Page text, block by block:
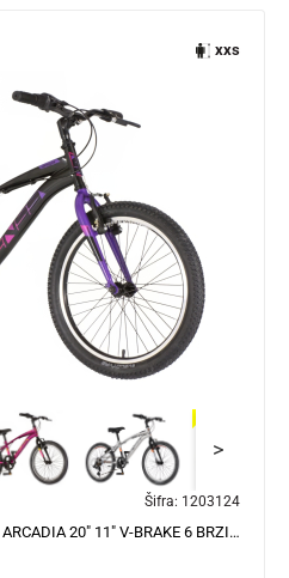
xxs
>
Šifra: 1203124
BICIKL JUNIOR 20 VENSSINI ARCADIA 20" 11" V-BRAKE 6 BRZINA 120-142CM (XXS) CRNO LJUBIČASTI